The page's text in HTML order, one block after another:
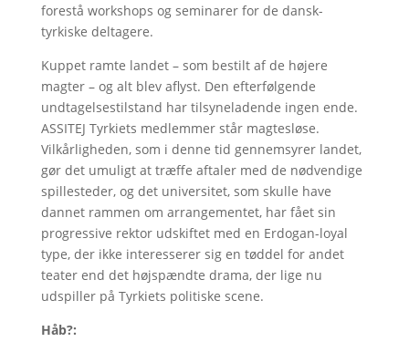
forestå workshops og seminarer for de dansk-
tyrkiske deltagere.
Kuppet ramte landet – som bestilt af de højere
magter – og alt blev aflyst. Den efterfølgende
undtagelsestilstand har tilsyneladende ingen ende.
ASSITEJ Tyrkiets medlemmer står magtesløse.
Vilkårligheden, som i denne tid gennemsyrer landet,
gør det umuligt at træffe aftaler med de nødvendige
spillesteder, og det universitet, som skulle have
dannet rammen om arrangementet, har fået sin
progressive rektor udskiftet med en Erdogan-loyal
type, der ikke interesserer sig en tøddel for andet
teater end det højspændte drama, der lige nu
udspiller på Tyrkiets politiske scene.
Håb?: